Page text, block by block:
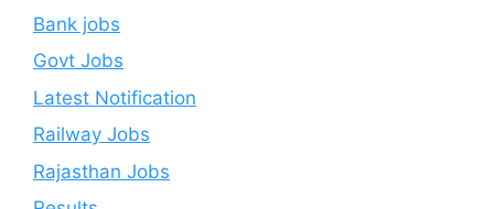
Bank jobs
Govt Jobs
Latest Notification
Railway Jobs
Rajasthan Jobs